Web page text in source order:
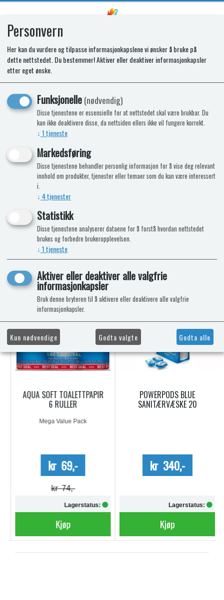
er TVstativ, senkesenger og
innstegstrapp.
Vi har et stort utvalg av Project 2000 produkter i vår
nettbutikk.
Ingen produkter funnet
NÅ KAN DU OGSÅ FÅ TOALETTKJEMI
HOS OSS!
AQUA SOFT TOALETTPAPIR
6 RULLER
Mega Value Pack
kr 69,-
kr 74,-
Lagerstatus:
Kjøp
POWERPODS BLUE
SANITÆRVÆSKE 20
kr 340,-
Lagerstatus:
Kjøp
Personvern
Her kan du vurdere og tilpasse informasjonkapslene vi ønsker å bruke på
dette nettstedet. Du bestemmer! Aktiver eller deaktiver informasjonkapsler
etter eget ønske.
Funksjonelle(nødvendig)
Disse tjenestene er essensielle for at nettstedet skal være brukbar. Du
kan ikke deaktivere disse, da nettsiden ellers ikke vil fungere korrekt.
↓ 1tjeneste
Markedsføring
Disse tjenestene behandler personlig informasjon for å vise deg relevant
innhold om produkter, tjenester eller temaer som du kan være interessert
i.
↓ 4tjenester
Statistikk
Disse tjenestene analyserer dataene for å forstå hvordan nettstedet
brukes og forbedre brukeropplevelsen.
↓ 1tjeneste
Aktiver eller deaktiver alle valgfrie
informasjonkapsler
Bruk denne bryteren til å aktivere eller deaktivere alle valgfrie
informasjonkapsler.
Kun nødvendige Godta valgte Godta alle